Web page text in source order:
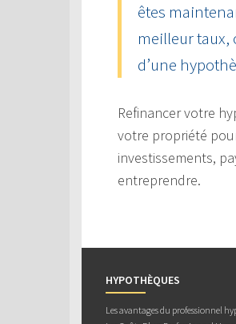
êtes
meilleur taux,
d’une
Refinancer votre
votre propriété
investissements,
entreprendre.
HYPOTHÈQUES
Les avantages du professionnel